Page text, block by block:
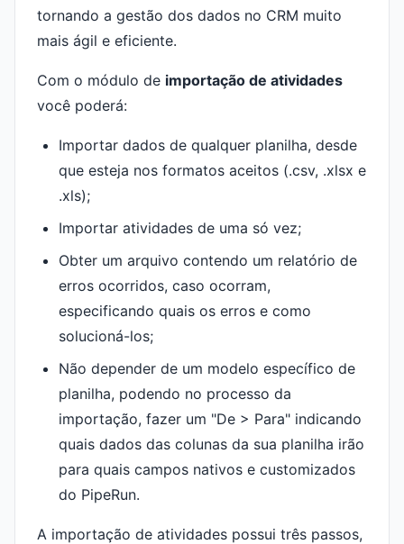
tornando a gestão dos dados no CRM muito
mais ágil e eficiente.
Com o módulo de importação de atividades
você poderá:
Importar dados de qualquer planilha, desde
que esteja nos formatos aceitos (.csv, .xlsx e
.xls);
Importar atividades de uma só vez;
Obter um arquivo contendo um relatório de
erros ocorridos, caso ocorram,
especificando quais os erros e como
solucioná-los;
Não depender de um modelo específico de
planilha, podendo no processo da
importação, fazer um "De > Para" indicando
quais dados das colunas da sua planilha irão
para quais campos nativos e customizados
do PipeRun.
A importação de atividades possui três passos,